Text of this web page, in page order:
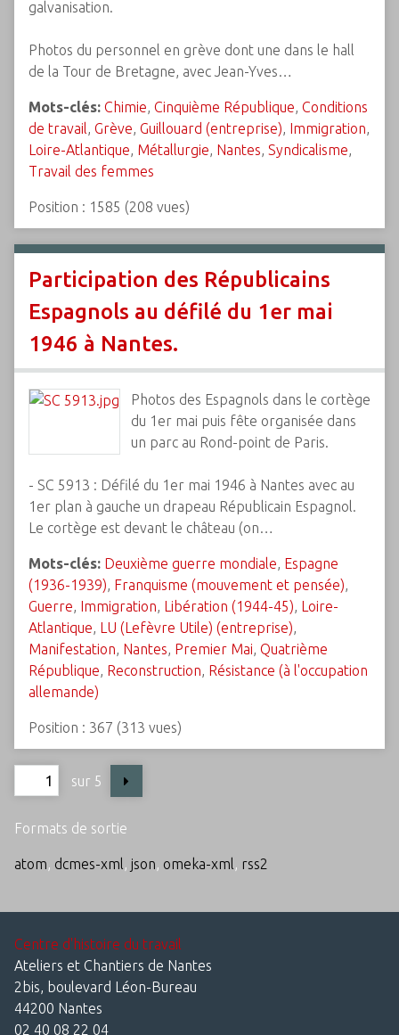
galvanisation.
Photos du personnel en grève dont une dans le hall
de la Tour de Bretagne, avec Jean-Yves…
Mots-clés: Chimie, Cinquième République, Conditions
de travail, Grève, Guillouard (entreprise), Immigration,
Loire-Atlantique, Métallurgie, Nantes, Syndicalisme,
Travail des femmes
Position : 1585 (208 vues)
Participation des Républicains
Espagnols au défilé du 1er mai
1946 à Nantes.
Photos des Espagnols dans le cortège
du 1er mai puis fête organisée dans
un parc au Rond-point de Paris.
- SC 5913 : Défilé du 1er mai 1946 à Nantes avec au
1er plan à gauche un drapeau Républicain Espagnol.
Le cortège est devant le château (on…
Mots-clés: Deuxième guerre mondiale, Espagne
(1936-1939), Franquisme (mouvement et pensée),
Guerre, Immigration, Libération (1944-45), Loire-
Atlantique, LU (Lefèvre Utile) (entreprise),
Manifestation, Nantes, Premier Mai, Quatrième
République, Reconstruction, Résistance (à l'occupation
allemande)
Position : 367 (313 vues)
sur 5
Formats de sortie
atom, dcmes-xml, json, omeka-xml, rss2
Centre d'histoire du travail
Ateliers et Chantiers de Nantes
2bis, boulevard Léon-Bureau
44200 Nantes
02 40 08 22 04